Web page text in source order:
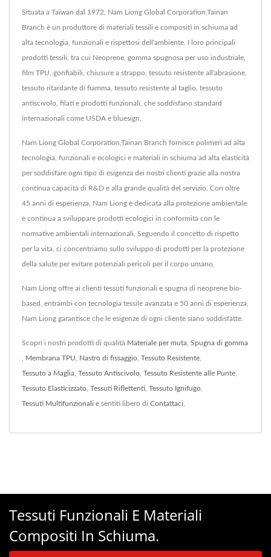
Situata a Taiwan dal 1972, Nam Liong Global Corporation,Tainan
Branch è un produttore di materiali tessili e compositi in schiuma ad
alta tecnologia, funzionali e rispettosi dell'ambiente. I loro principali
prodotti tessili, tra cui Neoprene, gomma spugnosa per uso industriale,
film TPU, gonfiabili, chiusure a strappo, tessuto resistente all'abrasione,
tessuto ritardante di fiamma, tessuto resistente al taglio, tessuto
antiscivolo, filati e prodotti funzionali, che soddisfano standard
internazionali come USDA e bluesign.
Nam Liong Global Corporation,Tainan Branch fornisce polimeri ad alta
tecnologia, funzionali e ecologici e materiali in schiuma ad alta elasticità
per soddisfare ogni tipo di esigenza dei nostri clienti grazie alla nostra
continua capacità di R&D e alla grande qualità del servizio. Con oltre
45 anni di esperienza, Nam Liong è dedicata alla protezione ambientale
e continua a sviluppare prodotti ecologici in conformità con le
normative ambientali internazionali. Seguendo il concetto di rispetto
per la vita, ci concentriamo sullo sviluppo di prodotti per la protezione
della salute per evitare potenziali pericoli per il corpo umano.
Nam Liong offre ai clienti tessuti funzionali e spugna di neoprene bio-
based, entrambi con tecnologia tessile avanzata e 50 anni di esperienza,
Nam Liong garantisce che le esigenze di ogni cliente siano soddisfatte.
Scopri i nostri prodotti di qualità Materiale per muta Spugna di gomma
Membrana TPU Nastro di fissaggio Tessuto Resistente
Tessuto a Maglia Tessuto Antiscivolo Tessuto Resistente alle Punte
Tessuto Elasticizzato Tessuti Riflettenti Tessuto Ignifugo
Tessuti Multifunzionali e sentiti libero di Contattaci
Tessuti Funzionali E Materiali
Compositi In Schiuma.